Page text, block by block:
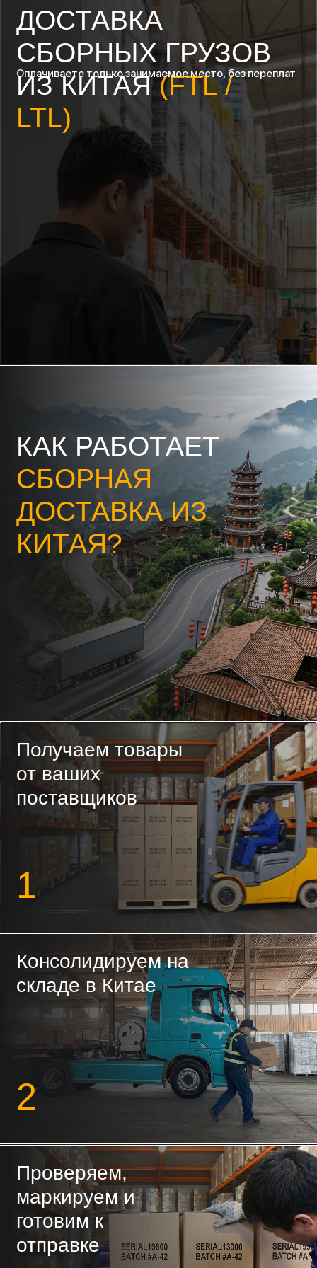
Индивидуальный подход к каждому заказу
Один из главных принципов нашей работы — мы
всегда готовы пойти навстречу клиенту. Если
требуется сборка товара при получении или
проверка техники, свяжитесь с нашими
менеджерами, чтобы обговорить все детали —
уверены, мы найдём оптимальное решение. При
необходимости поможем подобрать товар нужного
размера и возьмём на себя коммуникацию с
продавцами ТаоБао или других торговых площадок.
КАК РАБОТАЕТ
СБОРНАЯ
ДОСТАВКА ИЗ
Получаем товары
от ваших
поставщиков
Консолидируем на
складе в Китае
2
Проверяем,
маркируем и
готовим к
3
Объединяем ваш груз с
грузами других клиентов
и формируем сборную
машину в Россию
4
Доставляем на ваш
склад, маркетплейс или